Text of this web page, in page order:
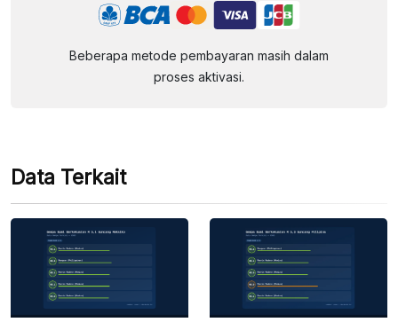
Beberapa metode pembayaran masih dalam
proses aktivasi.
Data Terkait